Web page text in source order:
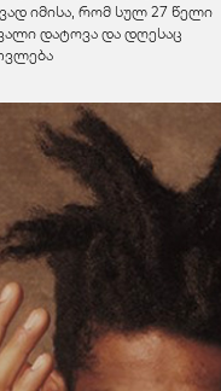
იმისა, რომ სულ 27 წელი
დატოვა და დღესაც